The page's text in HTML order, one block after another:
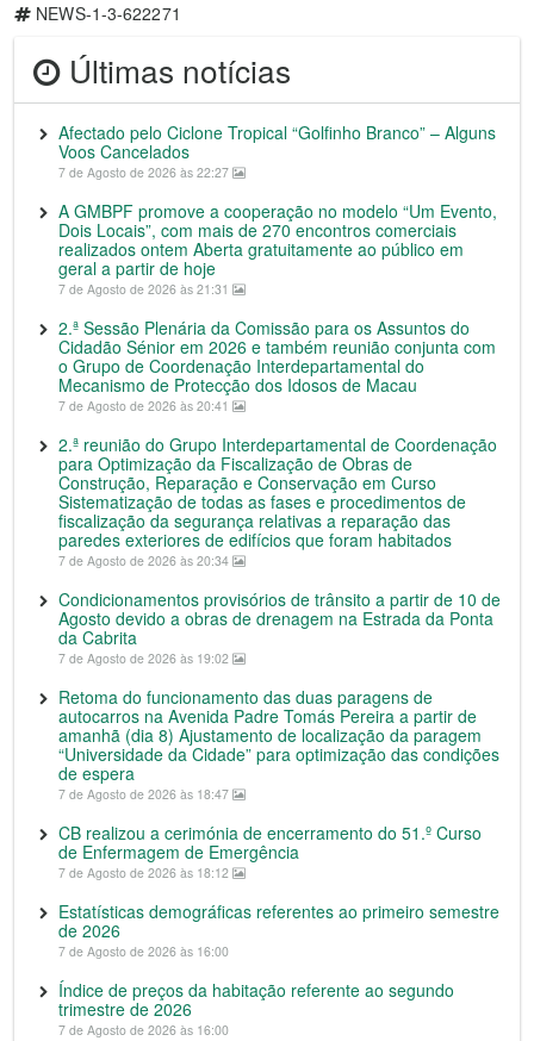
NEWS-1-3-622271
Últimas notícias
Afectado pelo Ciclone Tropical “Golfinho Branco” – Alguns
Voos Cancelados
7 de Agosto de 2026 às 22:27
A GMBPF promove a cooperação no modelo “Um Evento,
Dois Locais”, com mais de 270 encontros comerciais
realizados ontem Aberta gratuitamente ao público em
geral a partir de hoje
7 de Agosto de 2026 às 21:31
2.ª Sessão Plenária da Comissão para os Assuntos do
Cidadão Sénior em 2026 e também reunião conjunta com
o Grupo de Coordenação Interdepartamental do
Mecanismo de Protecção dos Idosos de Macau
7 de Agosto de 2026 às 20:41
2.ª reunião do Grupo Interdepartamental de Coordenação
para Optimização da Fiscalização de Obras de
Construção, Reparação e Conservação em Curso
Sistematização de todas as fases e procedimentos de
fiscalização da segurança relativas a reparação das
paredes exteriores de edifícios que foram habitados
7 de Agosto de 2026 às 20:34
Condicionamentos provisórios de trânsito a partir de 10 de
Agosto devido a obras de drenagem na Estrada da Ponta
da Cabrita
7 de Agosto de 2026 às 19:02
Retoma do funcionamento das duas paragens de
autocarros na Avenida Padre Tomás Pereira a partir de
amanhã (dia 8) Ajustamento de localização da paragem
“Universidade da Cidade” para optimização das condições
de espera
7 de Agosto de 2026 às 18:47
CB realizou a cerimónia de encerramento do 51.º Curso
de Enfermagem de Emergência
7 de Agosto de 2026 às 18:12
Estatísticas demográficas referentes ao primeiro semestre
de 2026
7 de Agosto de 2026 às 16:00
Índice de preços da habitação referente ao segundo
trimestre de 2026
7 de Agosto de 2026 às 16:00